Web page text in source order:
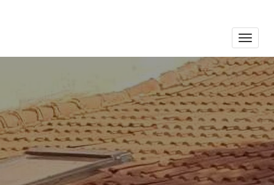
Toggle